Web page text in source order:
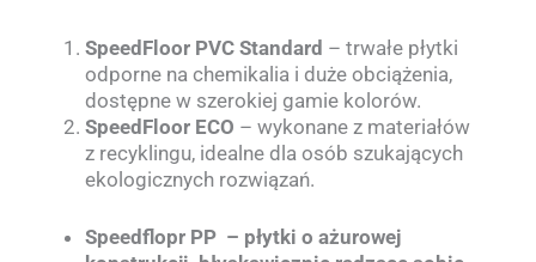
SpeedFloor PVC Standard – trwałe płytki
odporne na chemikalia i duże obciążenia,
dostępne w szerokiej gamie kolorów.
SpeedFloor ECO – wykonane z materiałów
z recyklingu, idealne dla osób szukających
ekologicznych rozwiązań.
Speedflopr PP – płytki o ażurowej